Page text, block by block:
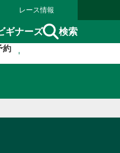
レース情報
ギナーズ 検索
約